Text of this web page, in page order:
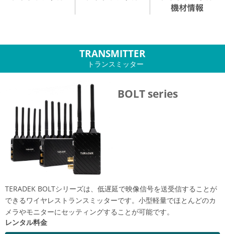
TRANSMITTER
トランスミッター
BOLT series
TERADEK BOLTシリーズは、低遅延で映像信号を送受信することが
できるワイヤレストランスミッターです。小型軽量でほとんどのカ
メラやモニターにセッティングすることが可能です。
レンタル料金